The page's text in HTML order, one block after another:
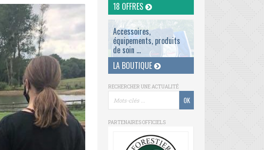
18 OFFRES
Accessoires,
équipements, produits
de soin ...
LA BOUTIQUE
RECHERCHER UNE ACTUALITÉ
PARTENAIRES OFFICIELS